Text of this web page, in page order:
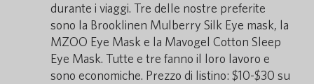
durante i viaggi. Tre delle nostre preferite
sono la Brooklinen Mulberry Silk Eye mask, la
MZOO Eye Mask e la Mavogel Cotton Sleep
Eye Mask. Tutte e tre fanno il loro lavoro e
sono economiche. Prezzo di listino: $10-$30 su